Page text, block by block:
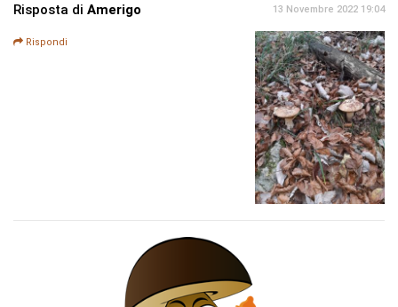
Risposta di Amerigo 13 Novembre 2022 19:04
Rispondi